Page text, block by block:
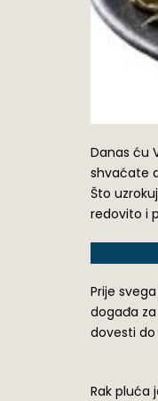
Danas ću
shvaćate
Što
redovito i
Prije
događa
dovesti
Rak pluća